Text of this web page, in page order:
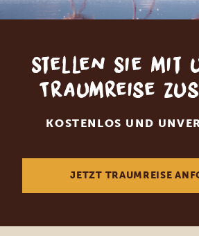
Stellen Sie mit
Traumreise
KOSTENLOS UND
JETZT TRAUMREISE